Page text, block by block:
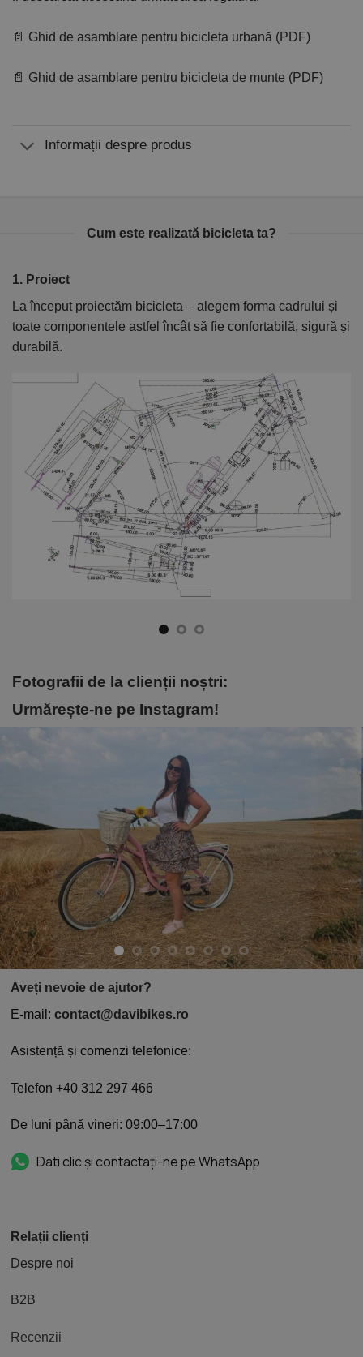
📄 Ghid de asamblare pentru bicicleta urbană (PDF)
📄 Ghid de asamblare pentru bicicleta de munte (PDF)
Informații despre produs
Cum este realizată bicicleta ta?
1. Proiect
La început proiectăm bicicleta – alegem forma cadrului și
toate componentele astfel încât să fie confortabilă, sigură și
durabilă.
Fotografii de la clienții noștri:
Urmărește-ne pe Instagram!
Aveți nevoie de ajutor?
E-mail: contact@davibikes.ro
Asistență și comenzi telefonice:
Telefon +40 312 297 466
De luni până vineri: 09:00–17:00
Dati clic și contactați-ne pe WhatsApp
Relații clienți
Despre noi
B2B
Recenzii